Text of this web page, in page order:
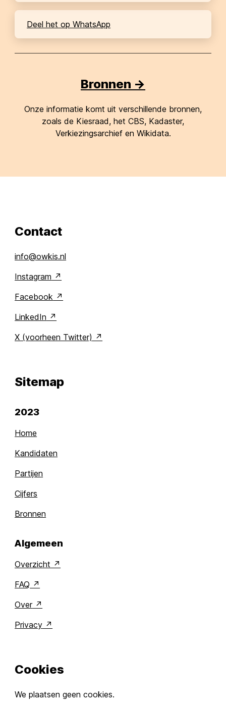
Deel het op WhatsApp
Bronnen ->
Onze informatie komt uit verschillende bronnen,
zoals de Kiesraad, het CBS, Kadaster,
Verkiezingsarchief en Wikidata.
Contact
info@owkis.nl
Instagram
Facebook
LinkedIn
X (voorheen Twitter)
Sitemap
2023
Home
Kandidaten
Partijen
Cijfers
Bronnen
Algemeen
Overzicht
FAQ
Over
Privacy
Cookies
We plaatsen geen cookies.